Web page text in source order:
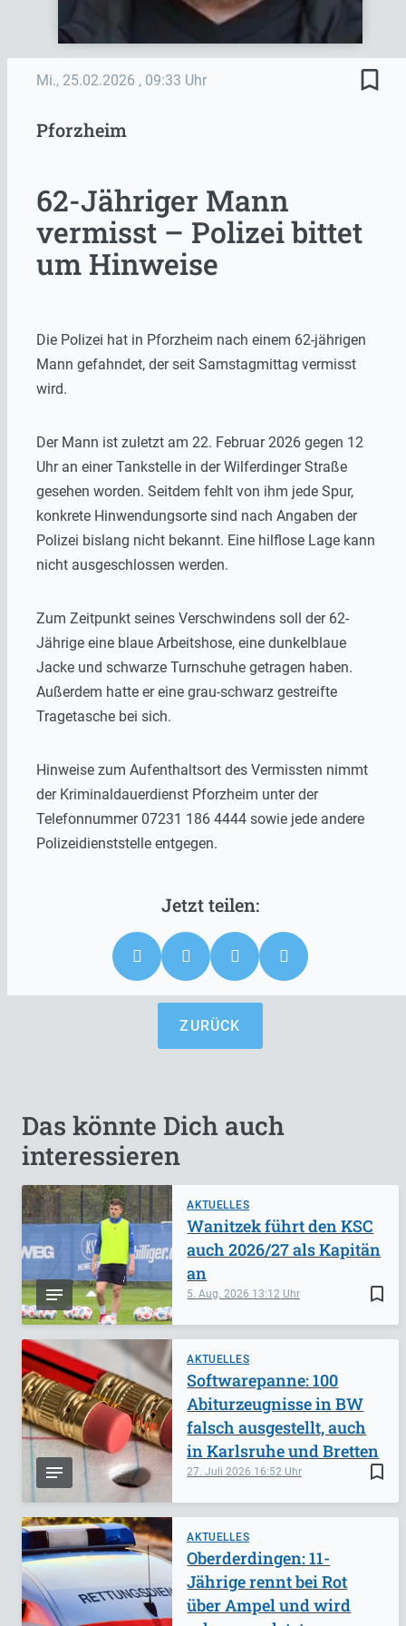
Mi., 25.02.2026 , 09:33 Uhr bookmark_border
Pforzheim
62-Jähriger Mann
vermisst – Polizei bittet
um Hinweise
Die Polizei hat in Pforzheim nach einem 62-jährigen
Mann gefahndet, der seit Samstagmittag vermisst
wird.
Der Mann ist zuletzt am 22. Februar 2026 gegen 12
Uhr an einer Tankstelle in der Wilferdinger Straße
gesehen worden. Seitdem fehlt von ihm jede Spur,
konkrete Hinwendungsorte sind nach Angaben der
Polizei bislang nicht bekannt. Eine hilflose Lage kann
nicht ausgeschlossen werden.
Zum Zeitpunkt seines Verschwindens soll der 62-
Jährige eine blaue Arbeitshose, eine dunkelblaue
Jacke und schwarze Turnschuhe getragen haben.
Außerdem hatte er eine grau-schwarz gestreifte
Tragetasche bei sich.
Hinweise zum Aufenthaltsort des Vermissten nimmt
der Kriminaldauerdienst Pforzheim unter der
Telefonnummer 07231 186 4444 sowie jede andere
Polizeidienststelle entgegen.
ZURÜCK
Das könnte Dich auch
interessieren
AKTUELLES
bookmark_border
5. Aug. 2026 13:12
Wanitzek führt den KSC
auch 2026/27 als Kapitän
an
AKTUELLES
bookmark_border
27. Juli 2026 16:52
Softwarepanne: 100
Abiturzeugnisse in BW
falsch ausgestellt, auch
in Karlsruhe und Bretten
AKTUELLES
Oberderdingen: 11-
Jährige rennt bei Rot
über Ampel und wird